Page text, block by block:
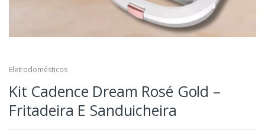
Eletrodomésticos
Kit Cadence Dream Rosé Gold –
Fritadeira E Sanduicheira